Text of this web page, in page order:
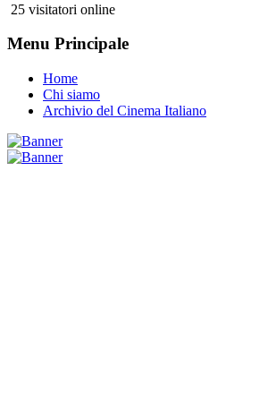
25 visitatori online
Menu Principale
Home
Chi siamo
Archivio del Cinema Italiano